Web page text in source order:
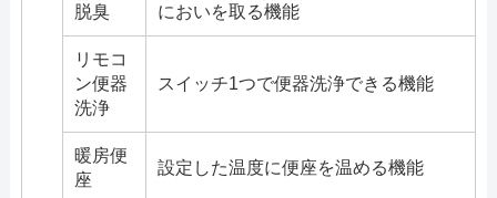
脱臭 においを取る機能
リモコ
ン便器
洗浄
スイッチ1つで便器洗浄できる機能
暖房便
座
設定した温度に便座を温める機能